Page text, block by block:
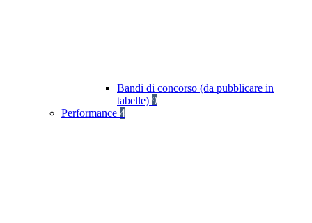
Bandi di concorso (da pubblicare in
tabelle) 9
Performance 4